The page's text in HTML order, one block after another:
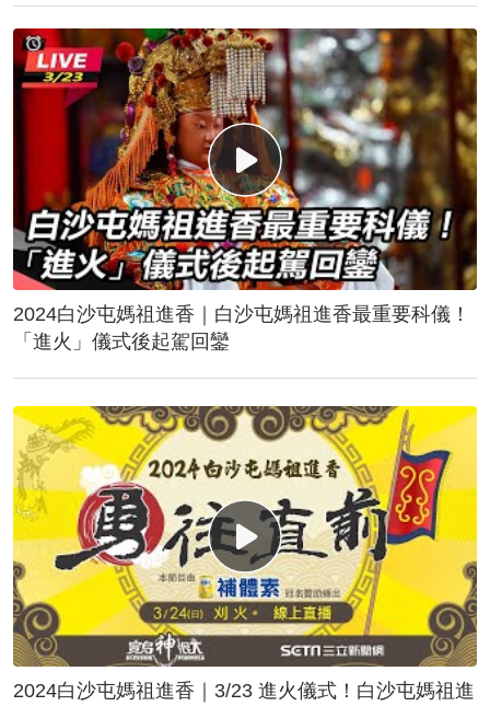
2024白沙屯媽祖進香｜白沙屯媽祖進香最重要科儀！
「進火」儀式後起駕回鑾
2024白沙屯媽祖進香｜3/23 進火儀式！白沙屯媽祖進